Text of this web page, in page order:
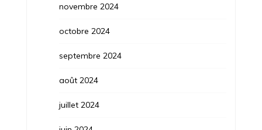
novembre 2024
octobre 2024
septembre 2024
août 2024
juillet 2024